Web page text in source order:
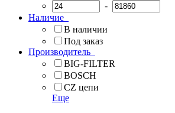
-
Наличие
В наличии
Под заказ
Производитель
BIG-FILTER
BOSCH
CZ цепи
Еще